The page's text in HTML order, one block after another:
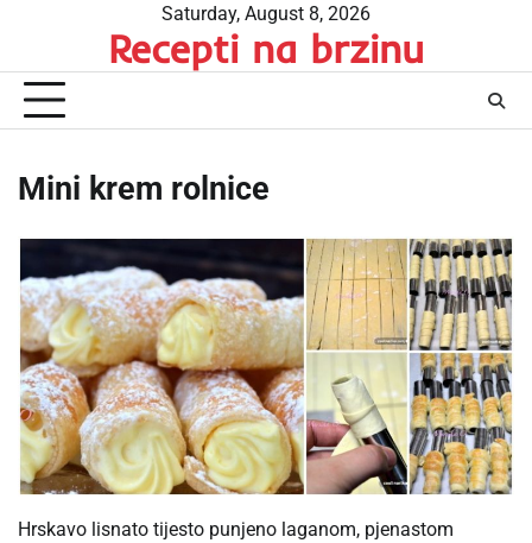
content
Saturday, August 8, 2026
Recepti na brzinu
Mini krem rolnice
Hrskavo lisnato tijesto punjeno laganom, pjenastom